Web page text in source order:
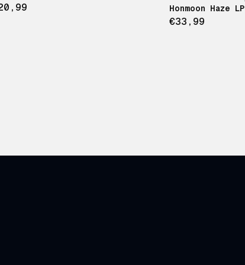
Honmoon Haze LP
€33,99